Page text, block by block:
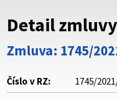
Buďte pozorní a vždy sa
cez zabezpečenú webovú
vždy začína https:// pred
Detail zmluvy
Zmluva: 1745/
Číslo v RZ:
1745/